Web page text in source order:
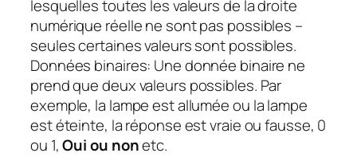
lesquelles toutes les valeurs de la droite
numérique réelle ne sont pas possibles –
seules certaines valeurs sont possibles.
Données binaires: Une donnée binaire ne
prend que deux valeurs possibles. Par
exemple, la lampe est allumée ou la lampe
est éteinte, la réponse est vraie ou fausse, 0
ou 1,Oui ou nonetc.